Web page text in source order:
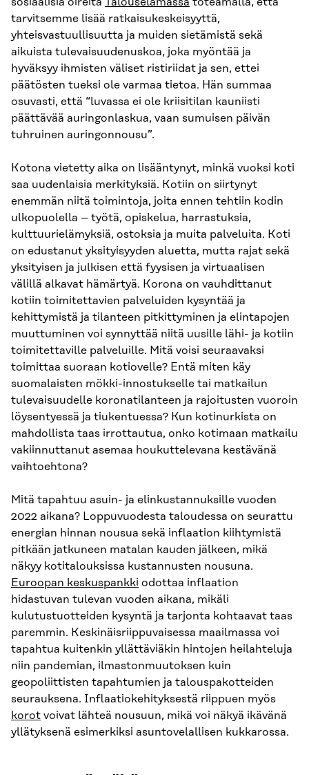
tarvitsemme lisää ratkaisukeskeisyyttä,
yhteisvastuullisuutta ja muiden sietämistä sekä
aikuista tulevaisuudenuskoa, joka myöntää ja
hyväksyy ihmisten väliset ristiriidat ja sen, ettei
päätösten tueksi ole varmaa tietoa. Hän summaa
osuvasti, että “luvassa ei ole kriisitilan kauniisti
päättävää auringonlaskua, vaan sumuisen päivän
tuhruinen auringonnousu”.
Kotona vietetty aika on lisääntynyt, minkä vuoksi koti
saa uudenlaisia merkityksiä. Kotiin on siirtynyt
enemmän niitä toimintoja, joita ennen tehtiin kodin
ulkopuolella – työtä, opiskelua, harrastuksia,
kulttuurielämyksiä, ostoksia ja muita palveluita. Koti
on edustanut yksityisyyden aluetta, mutta rajat sekä
yksityisen ja julkisen että fyysisen ja virtuaalisen
välillä alkavat hämärtyä. Korona on vauhdittanut
kotiin toimitettavien palveluiden kysyntää ja
kehittymistä ja tilanteen pitkittyminen ja elintapojen
muuttuminen voi synnyttää niitä uusille lähi- ja kotiin
toimitettaville palveluille. Mitä voisi seuraavaksi
toimittaa suoraan kotiovelle? Entä miten käy
suomalaisten mökki-innostukselle tai matkailun
tulevaisuudelle koronatilanteen ja rajoitusten vuoroin
löysentyessä ja tiukentuessa? Kun kotinurkista on
mahdollista taas irrottautua, onko kotimaan matkailu
vakiinnuttanut asemaa houkuttelevana kestävänä
vaihtoehtona?
Mitä tapahtuu asuin- ja elinkustannuksille vuoden
2022 aikana? Loppuvuodesta taloudessa on seurattu
energian hinnan nousua sekä inflaation kiihtymistä
pitkään jatkuneen matalan kauden jälkeen, mikä
näkyy kotitalouksissa kustannusten nousuna.
Euroopan keskuspankki odottaa inflaation
hidastuvan tulevan vuoden aikana, mikäli
kulutustuotteiden kysyntä ja tarjonta kohtaavat taas
paremmin. Keskinäisriippuvaisessa maailmassa voi
tapahtua kuitenkin yllättäviäkin hintojen heilahteluja
niin pandemian, ilmastonmuutoksen kuin
geopoliittisten tapahtumien ja talouspakotteiden
seurauksena. Inflaatiokehityksestä riippuen myös
korot voivat lähteä nousuun, mikä voi näkyä ikävänä
yllätyksenä esimerkiksi asuntovelallisen kukkarossa.